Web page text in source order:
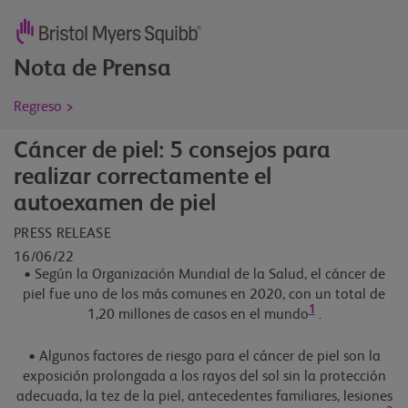
Nota de Prensa
Regreso >
Cáncer de piel: 5 consejos para
realizar correctamente el
autoexamen de piel
PRESS RELEASE
16/06/22
• Según la Organización Mundial de la Salud, el cáncer de
piel fue uno de los más comunes en 2020, con un total de
1,20 millones de casos en el mundo1.
• Algunos factores de riesgo para el cáncer de piel son la
exposición prolongada a los rayos del sol sin la protección
adecuada, la tez de la piel, antecedentes familiares, lesiones